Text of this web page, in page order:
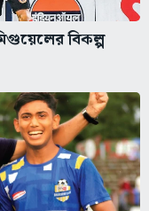
বিকল্প